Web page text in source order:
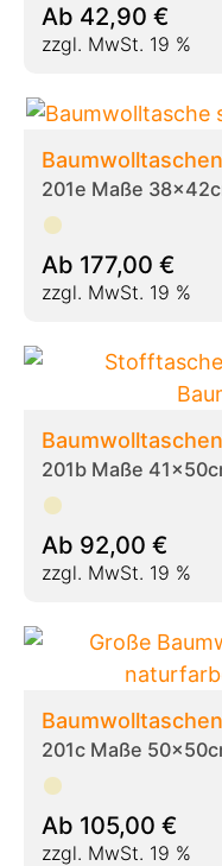
Ab 42,90 €
zzgl. MwSt. 19 %
201e Maße
Ab 177,00 €
zzgl. MwSt. 19 %
201b Maße
Ab 92,00 €
zzgl. MwSt. 19 %
201c Maße
Ab 105,00 €
zzgl. MwSt. 19 %